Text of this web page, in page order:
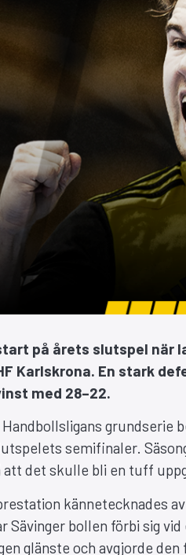
på årets slutspel när
Karlskrona. En stark
med 28–22.
grundserie
semifinaler.
att det skulle bli en tuff
kännetecknades
Sävinger bollen förbi sig
glänste och avgjorde